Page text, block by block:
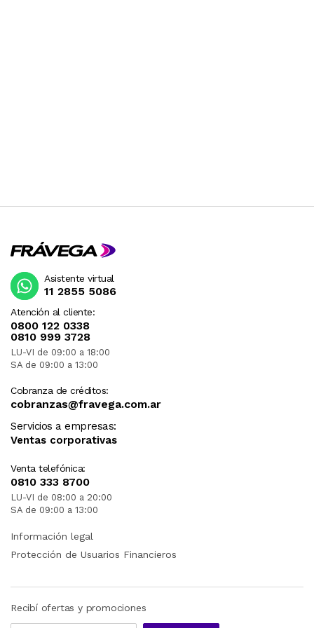
Atención al cliente:
0800 122 0338
0810 999 3728
LU-VI de 09:00 a 18:00
SA de 09:00 a 13:00
Cobranza de créditos:
cobranzas@fravega.com.ar
Servicios a empresas:
Ventas corporativas
Venta telefónica:
0810 333 8700
LU-VI de 08:00 a 20:00
SA de 09:00 a 13:00
Asistente virtual
11 2855 5086
Información legal
Protección de Usuarios Financieros
Recibí ofertas y promociones